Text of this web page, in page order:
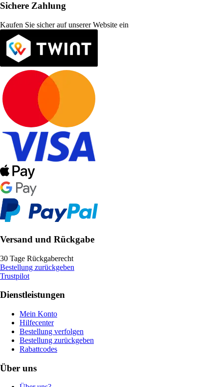
Sichere Zahlung
Kaufen Sie sicher auf unserer Website ein
Versand und Rückgabe
30 Tage Rückgaberecht
Bestellung zurückgeben
Trustpilot
Dienstleistungen
Mein Konto
Hilfecenter
Bestellung verfolgen
Bestellung zurückgeben
Rabattcodes
Über uns